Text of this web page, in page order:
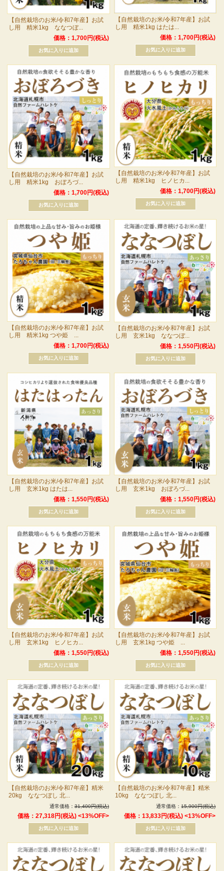
【自然栽培のお米/令和7年産】お試
し用 精米1kg ななつぼ...
価格：1,700円(税込)
【自然栽培のお米/令和7年産】お試
し用 精米1kg はたは...
価格：1,700円(税込)
【自然栽培のお米/令和7年産】お試
し用 精米1kg おぼろづ...
価格：1,700円(税込)
【自然栽培のお米/令和7年産】お試
し用 精米1kg ヒノヒカ...
価格：1,700円(税込)
【自然栽培のお米/令和7年産】お試
し用 精米1kg つや姫 ...
価格：1,700円(税込)
【自然栽培のお米/令和7年産】お試
し用 玄米1kg ななつぼ...
価格：1,550円(税込)
【自然栽培のお米/令和7年産】お試
し用 玄米1kg はたは...
価格：1,550円(税込)
【自然栽培のお米/令和7年産】お試
し用 玄米1kg おぼろづ...
価格：1,550円(税込)
【自然栽培のお米/令和7年産】お試
し用 玄米1kg ヒノヒカ...
価格：1,550円(税込)
【自然栽培のお米/令和7年産】お試
し用 玄米1kg つや姫 ...
価格：1,550円(税込)
【自然栽培のお米/令和7年産】精米
20kg ななつぼし 北...
通常価格：31,400円(税込)
価格：27,318円(税込) <13%OFF>
【自然栽培のお米/令和7年産】精米
10kg ななつぼし 北...
通常価格：15,900円(税込)
価格：13,833円(税込)<13%OFF>